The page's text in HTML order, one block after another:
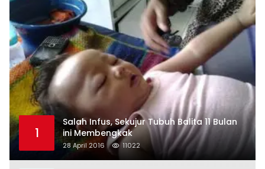
1
Salah Infus, Sekujur Tubuh Balita 11 Bulan
ini Membengkak
28 April 2016 11022